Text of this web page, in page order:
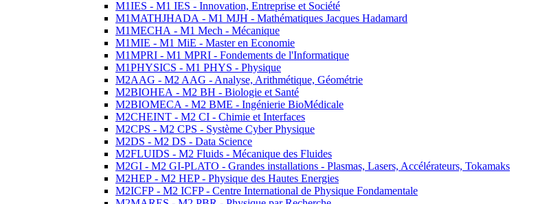
M1IES - M1 IES - Innovation, Entreprise et Société
M1MATHJHADA - M1 MJH - Mathématiques Jacques Hadamard
M1MECHA - M1 Mech - Mécanique
M1MIE - M1 MiE - Master en Economie
M1MPRI - M1 MPRI - Fondements de l'Informatique
M1PHYSICS - M1 PHYS - Physique
M2AAG - M2 AAG - Analyse, Arithmétique, Géométrie
M2BIOHEA - M2 BH - Biologie et Santé
M2BIOMECA - M2 BME - Ingénierie BioMédicale
M2CHEINT - M2 CI - Chimie et Interfaces
M2CPS - M2 CPS - Système Cyber Physique
M2DS - M2 DS - Data Science
M2FLUIDS - M2 Fluids - Mécanique des Fluides
M2GI - M2 GI-PLATO - Grandes installations - Plasmas, Lasers, Accélérateurs, Tokamaks
M2HEP - M2 HEP - Physique des Hautes Energies
M2ICFP - M2 ICFP - Centre International de Physique Fondamentale